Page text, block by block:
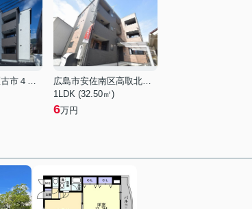
広島市安佐南区古市４丁目
広島市安佐南区高取北３丁目
1LDK (32.50㎡)
6万円